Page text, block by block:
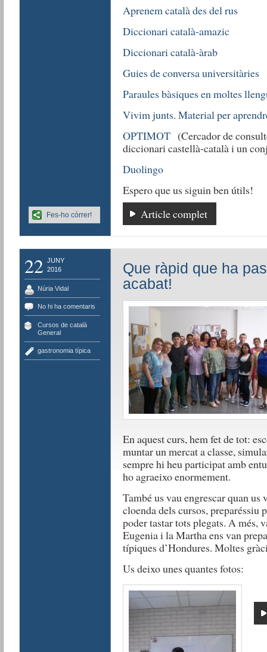
Aprenem català des del rus
Diccionari català-amazic
Diccionari català-àrab
Guies de conversa universitàries
Paraules bàsiques en moltes
Vivim junts. Material per
OPTIMOT (Cercador de
diccionari castellà-català i un
Duolingo
Espero que us siguin ben útils!
Article complet
Fes-ho córrer!
22 JUNY
2016
Núria Vidal
No hi ha comentaris
Cursos de català,
General
gastronomia típica
Que ràpid que ha
acabat!
En aquest curs, hem fet de tot:
muntar un mercat a classe,
sempre hi heu participat amb
ho agraeixo enormement.
També us vau engrescar quan us
cloenda dels cursos, preparéssiu
poder tastar tots plegats. A més,
Eugenia i la Martha ens van
típiques d’Hondures. Moltes
Us deixo unes quantes fotos: